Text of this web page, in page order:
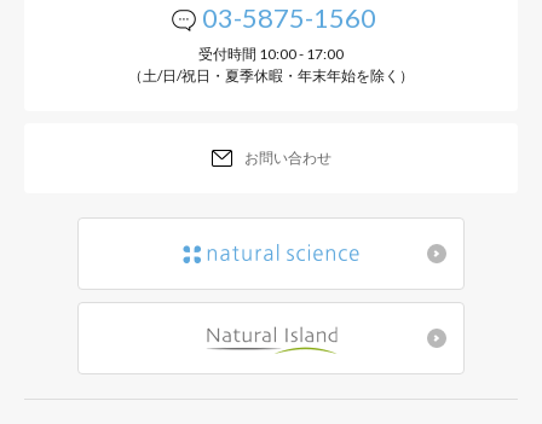
03-5875-1560
受付時間 10:00 - 17:00
（土/日/祝日・夏季休暇・年末年始を除く）
お問い合わせ